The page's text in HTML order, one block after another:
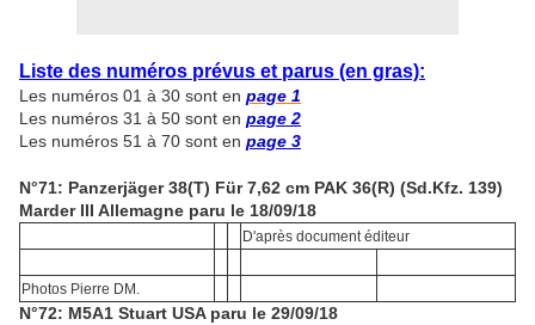
Liste des numéros prévus et parus (en gras):
Les numéros 01 à 30 sont en page 1
Les numéros 31 à 50 sont en page 2
Les numéros 51 à 70 sont en page 3
N°71: Panzerjäger 38(T) Für 7,62 cm PAK 36(R) (Sd.Kfz. 139)
Marder III Allemagne paru le 18/09/18
D'après document éditeur
Photos Pierre DM.
N°72: M5A1 Stuart USA paru le 29/09/18